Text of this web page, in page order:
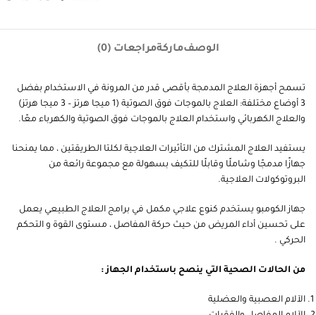
الوصفماركةمراجعات (0)
تسمح أجهزة العلاج المدمجة بأقصى قدر من المرونة في الاستخدام بفضل
3 أوضاع مختلفة: العلاج بالموجات فوق الصوتية (1 ميجا هرتز – 3 ميجا هرتز)
والعلاج الكهربائي واستخدام العلاج بالموجات فوق الصوتية والكهرباء معًا.
يستفيد العلاج المشترك من التأثيرات العلاجية لكلتا الطريقتين ، مما يمنحنا
جهازًا مدمجًا وشاملًا وقابلًا للتكيف بسهولة مع مجموعة رائعة من
البروتوكولات العلاجية.
جهاز الكومبو يستخدم كنوع علاجي مكمل في برامج العلاج الطبيعي يعمل
على تحسين أداء المريض من حيث حركة المفاصل ، مستوى القوة و التحكم
الحركي .
من الحالات الصحية التي ينصح باستخدام الجهاز :
الآلام العصبية والعضلية